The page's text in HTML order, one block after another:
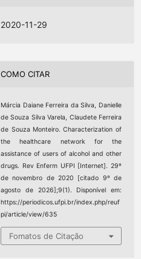
2020-11-29
COMO CITAR
Márcia Daiane Ferreira da Silva, Danielle
de Souza Silva Varela, Claudete Ferreira
de Souza Monteiro. Characterization of
the healthcare network for the
assistance of users of alcohol and other
drugs. Rev Enferm UFPI [Internet]. 29º
de novembro de 2020 [citado 9º de
agosto de 2026];9(1). Disponível em:
https://periodicos.ufpi.br/index.php/reuf
pi/article/view/635
Fomatos de Citação